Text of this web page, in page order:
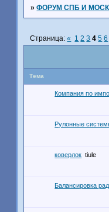
»ФОРУМ СПБ И
Страница:« 1 2 3 4 5 6
Тема
Компания по
Рулонные
коверлок tiule
Балансировка